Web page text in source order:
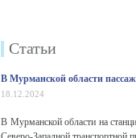
Статьи
В Мурманской области
18.12.2024
В Мурманской области на